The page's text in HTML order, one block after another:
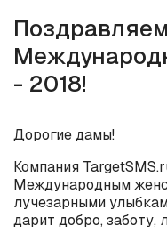
- 2018!
Дорогие дамы!
Компания
Международным
лучезарными
дарит добро, заботу,